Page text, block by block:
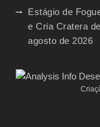
Estágio de
e Cria Cratera
agosto de 2026